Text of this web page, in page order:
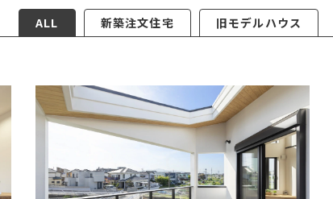
ALL 新築注文住宅 旧モデルハウス